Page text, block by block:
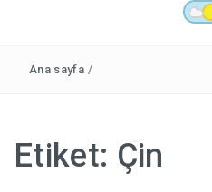
Ana sayfa /
Etiket: Çin